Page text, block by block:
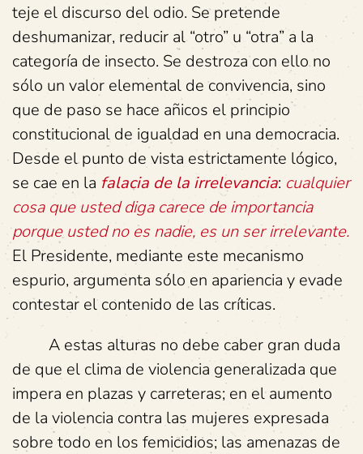
teje el discurso del odio. Se pretende
deshumanizar, reducir al “otro” u “otra” a la
categoría de insecto. Se destroza con ello no
sólo un valor elemental de convivencia, sino
que de paso se hace añicos el principio
constitucional de igualdad en una democracia.
Desde el punto de vista estrictamente lógico,
se cae en la falacia de la irrelevancia: cualquier
cosa que usted diga carece de importancia
porque usted no es nadie, es un ser irrelevante.
El Presidente, mediante este mecanismo
espurio, argumenta sólo en apariencia y evade
contestar el contenido de las críticas.
A estas alturas no debe caber gran duda
de que el clima de violencia generalizada que
impera en plazas y carreteras; en el aumento
de la violencia contra las mujeres expresada
sobre todo en los femicidios; las amenazas de